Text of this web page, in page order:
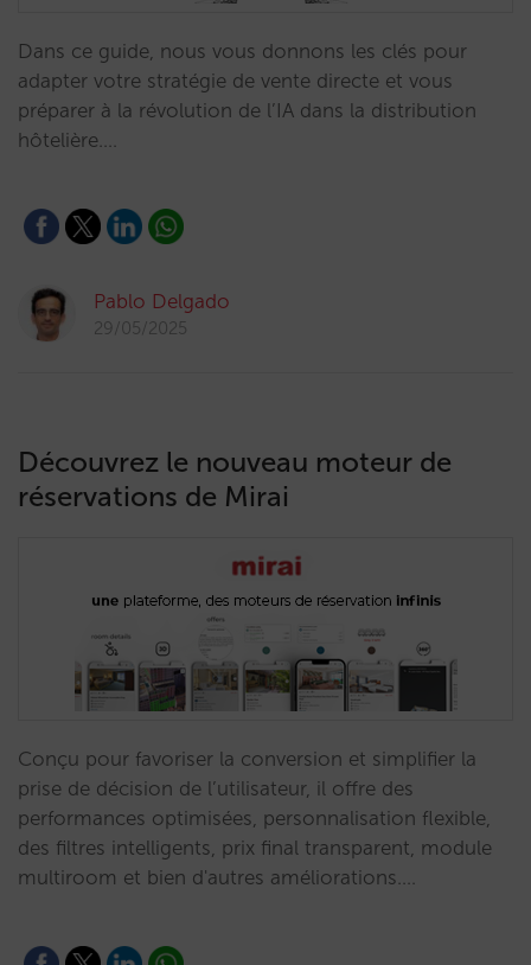
Dans ce guide, nous vous donnons les clés pour
adapter votre stratégie de vente directe et vous
préparer à la révolution de l’IA dans la distribution
hôtelière.…
Pablo Delgado
29/05/2025
Découvrez le nouveau moteur de
réservations de Mirai
Conçu pour favoriser la conversion et simplifier la
prise de décision de l’utilisateur, il offre des
performances optimisées, personnalisation flexible,
des filtres intelligents, prix final transparent, module
multiroom et bien d'autres améliorations.…